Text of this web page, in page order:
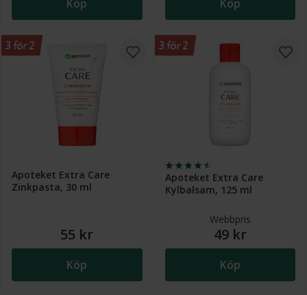
Köp Köp
Apoteket Extra Care
Zinkpasta, 30 ml
55 kr
Köp
3 för 2
Apoteket Extra Care
Kylbalsam, 125 ml
Webbpris
49 kr
Köp
3 för 2